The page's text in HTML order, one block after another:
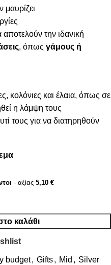
την ιδανική
, όπως γάμους ή
κολόνιες και έλαια, όπως σε
η λάμψη τους
τους για να διατηρηθούν
- αξίας 5,10 €
καλάθι
budget, Gifts, Mid , Silver